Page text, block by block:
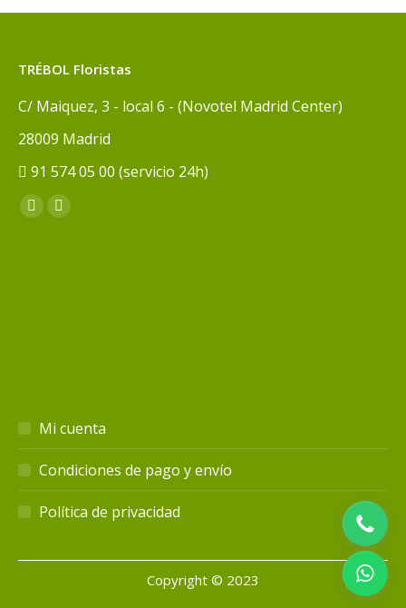
TRÉBOL Floristas
C/ Maiquez, 3 - local 6 - (Novotel Madrid Center)
28009 Madrid
91 574 05 00 (servicio 24h)
Encuéntranos en:
FacebookInstagram
Mi cuenta
Condiciones de pago y envío
Política de privacidad
Copyright © 2023